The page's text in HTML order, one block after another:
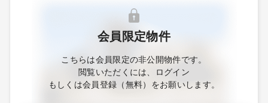
会員限定物件
こちらは会員限定の非公開物件です。
閲覧いただくには、ログイン
もしくは会員登録（無料）をお願いします。